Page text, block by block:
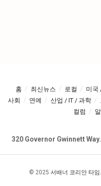
홈 최신뉴스 로컬 미국
사회
연예 산업 / IT / 과학
컬럼
320 Governor Gwinnett
© 2025 서배너 코리안 타임